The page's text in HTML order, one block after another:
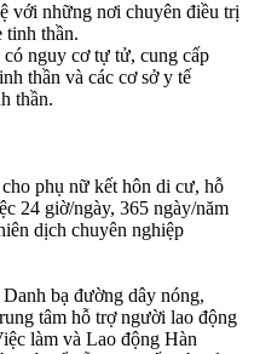
với những nơi chuyên điều trị
tinh thần.
nguy cơ tự tử, cung cấp
thần và các cơ sở y tế
thần.
phụ nữ kết hôn di cư, hỗ
24 giờ/ngày, 365 ngày/năm
dịch chuyên nghiệp
bạ đường dây nóng,
tâm hỗ trợ người lao động
làm và Lao động Hàn